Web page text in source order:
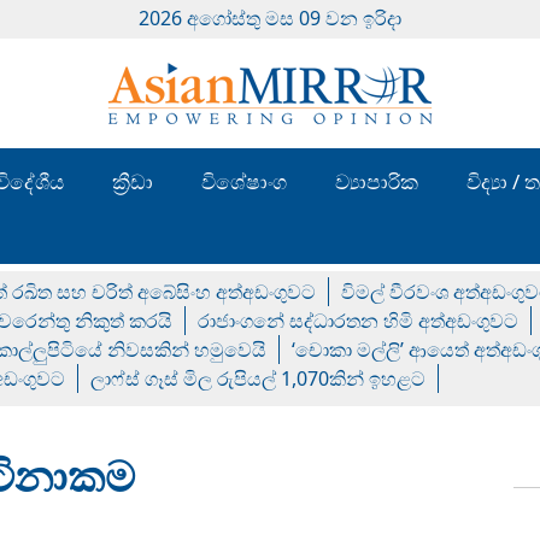
2026 අගෝස්‍තු මස 09 වන ඉරිදා
ක්‍රීඩා විශේෂාංග ව්‍යාපාරික විද්‍යා /
රඛිත සහ චරිත් අබේසිංහ අත්අඩංගුවට
විමල් වීරවංශ
වරෙන්තු නිකුත් කරයි
රාජාංගනේ සද්ධාරතන හිමි අත්අඩංගුවට
කොල්ලුපිටියේ නිවසකින් හමුවෙයි
‘චොකා මල්ලි’ ආයෙත්
ලාෆ්ස් ගෑස් මිල රුපියල් 1,070කින් ඉහළට